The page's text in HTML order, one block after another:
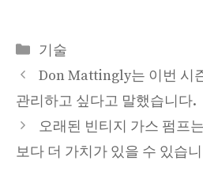
Categories
기술
Don Mattingly는 이번 시
관리하고 싶다고 말했습니다.
오래된 빈티지 가스 펌프
보다 더 가치가 있을 수 있습